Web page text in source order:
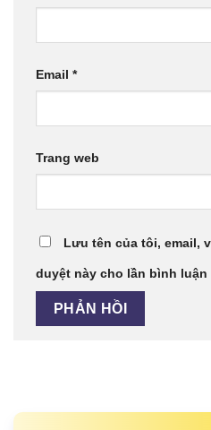
Email *
Trang web
Lưu tên của tôi, email,
duyệt này cho lần bình luận